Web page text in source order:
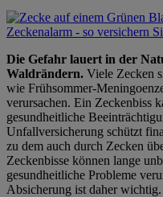
Die Gefahr lauert in der
Waldrändern. Viele Zecken
wie Frühsommer-
verursachen. Ein Zeckenbiss
gesundheitliche
Unfallversicherung schützt
zu dem auch durch Zecken
Zeckenbisse können lange
gesundheitliche Probleme
Absicherung ist daher wichtig.